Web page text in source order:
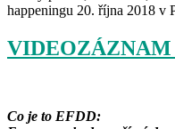
happeningu 20. října 2018 v
VIDEOZÁZNAM
Co je to EFDD: